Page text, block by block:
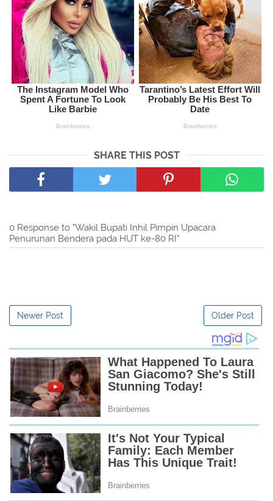
SHARE THIS POST
0 Response to "Wakil Bupati Inhil Pimpin Upacara
Penurunan Bendera pada HUT ke-80 RI"
Newer Post Older Post